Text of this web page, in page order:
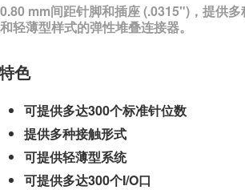
0.80 mm间距针脚和插座 (.0315")，提供
和轻薄型样式的弹性堆叠连接器。
色
可提供多达300个标准针位数
提供多种接触形式
可提供轻薄型系统
可提供多达300个I/O口